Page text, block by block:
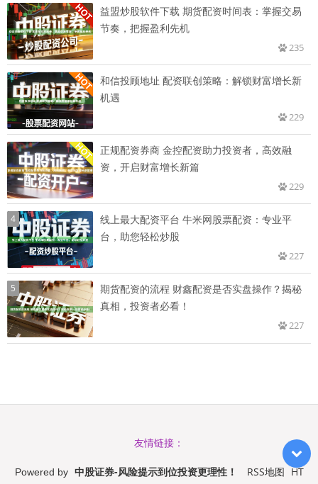
益盟炒股软件下载 期货配资时间表：掌握交易
节奏，把握盈利先机
235
和信投顾地址 配资联创策略：解锁财富增长新
机遇
229
正规配资券商 金控配资助力投资者，高效融
资，开启财富增长新篇
229
4
线上最大配资平台 牛米网股票配资：专业平
台，助您轻松炒股
227
5
期货配资的流程 财鑫配资是否实盘操作？揭秘
真相，投资者必看！
227
友情链接：
Powered by 中股证券-风险提示到位投资更理性！ RSS地图 HT